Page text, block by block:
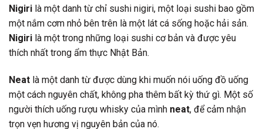
Nigiri là một danh từ chỉ sushi nigiri, một loại sushi bao gồm
một nắm cơm nhỏ bên trên là một lát cá sống hoặc hải sản.
Nigiri là một trong những loại sushi cơ bản và được yêu
thích nhất trong ẩm thực Nhật Bản.
Neat là một danh từ được dùng khi muốn nói uống đồ uống
một cách nguyên chất, không pha thêm bất kỳ thứ gì. Một số
người thích uống rượu whisky của mình neat, để cảm nhận
trọn vẹn hương vị nguyên bản của nó.